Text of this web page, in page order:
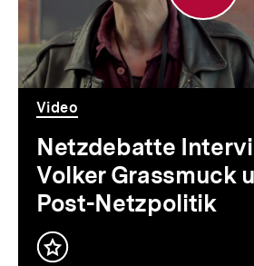
und
die
Post-
Netzpolitik
Video
Netzdebatte
Volker Grassmuck
Post-Netzpolitik
Inhalt